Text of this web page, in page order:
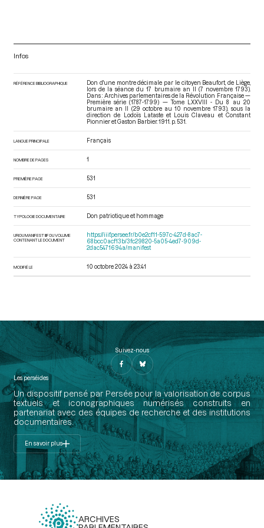
Infos
RÉFÉRENCE BIBLIOGRAPHIQUE
Don d'une montre décimale par le citoyen Beaufort, de Liège,
lors de la séance du 17 brumaire an II (7 novembre 1793).
Dans : Archives parlementaires de la Révolution Française —
Première série (1787-1799) — Tome LXXVIII - Du 8 au 20
brumaire an II (29 octobre au 10 novembre 1793) , sous la
direction de Lodoïs Lataste et Louis Claveau et Constant
Pionnier et Gaston Barbier. 1911. p. 531.
LANGUE PRINCIPALE Français
NOMBRE DE PAGES 1
PREMIÈRE PAGE 531
DERNIÈRE PAGE 531
TYPOLOGIE DOCUMENTAIRE Don patriotique et hommage
URI DU MANIFEST IIIF DU VOLUME
CONTENANT LE DOCUMENT
https://iiif.persee.fr/b0e2cf11-597c-427d-8ac7-
68bcc0acf13b/3fc29820-5a05-4ed7-909d-
2dac5471694a/manifest
MODIFIÉ LE 10 octobre 2024 à 23:41
Suivez-nous
Les perséides
Un dispositif pensé par Persée pour la valorisation de corpus
textuels et iconographiques numérisés construits en
partenariat avec des équipes de recherche et des institutions
documentaires.
En savoir plus
ARCHIVES